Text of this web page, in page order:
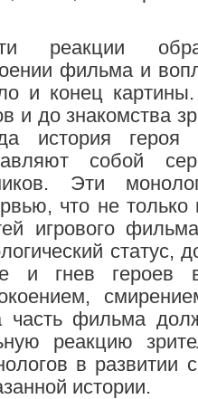
реакции
фильма и
и конец
и до знакомства
история героя
собой
Эти
что не
игрового
статус,
и гнев
фильма
реакцию
в развитии
истории.